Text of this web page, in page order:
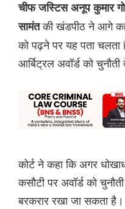
चीफ जस्टिस अनूप कुमार
सामंतकी खंडपीठ ने आगे
को पढ़ने पर यह पता
आर्बिट्रल अवॉर्ड को
कोर्ट ने कहा कि अगर
कसौटी पर अवॉर्ड को
बरकरार रखा जा सकता है।